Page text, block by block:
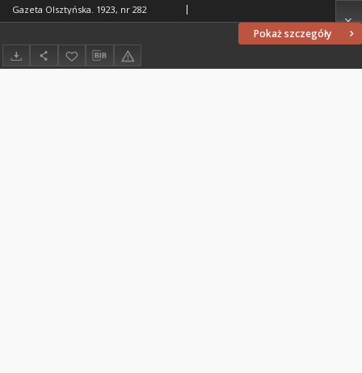
Pokaż szczegóły
Gazeta Olsztyńska. 1923, nr 282